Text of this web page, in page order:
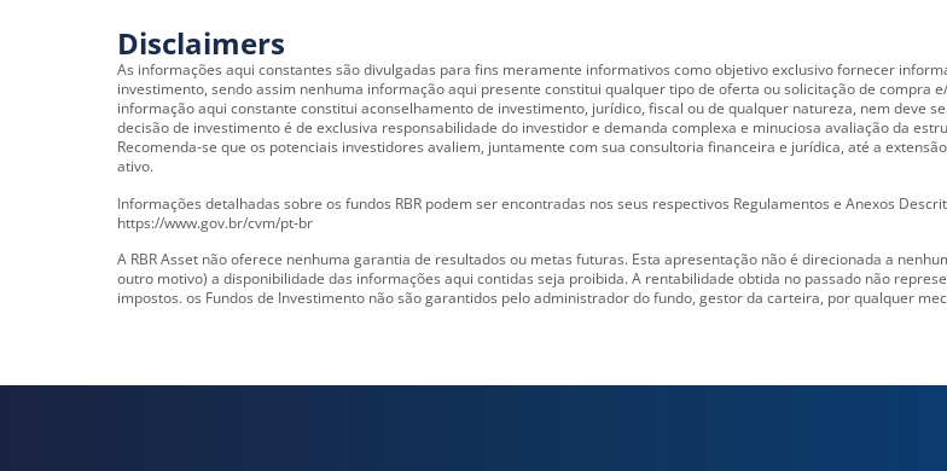
Disclaimers
As informações aqui constantes são divulgadas para fins meramente informativos como objetivo exclusivo fornecer
investimento, sendo assim nenhuma informação aqui presente constitui qualquer tipo de oferta ou solicitação de compra
informação aqui constante constitui aconselhamento de investimento, jurídico, fiscal ou de qualquer natureza, nem deve
decisão de investimento é de exclusiva responsabilidade do investidor e demanda complexa e minuciosa avaliação da
Recomenda-se que os potenciais investidores avaliem, juntamente com sua consultoria financeira e jurídica, até a
ativo.
Informações detalhadas sobre os fundos RBR podem ser encontradas nos seus respectivos Regulamentos e Anexos
https://www.gov.br/cvm/pt-br
A RBR Asset não oferece nenhuma garantia de resultados ou metas futuras. Esta apresentação não é direcionada a
outro motivo) a disponibilidade das informações aqui contidas seja proibida. A rentabilidade obtida no passado não
impostos. os Fundos de Investimento não são garantidos pelo administrador do fundo, gestor da carteira, por qualquer